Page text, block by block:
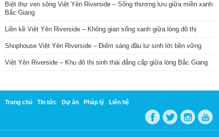
Biệt thự ven sông Việt Yên Riverside – Sống thượng lưu giữa miền xanh
Bắc Giang
Liền kề Việt Yên Riverside – Không gian sống xanh giữa lòng đô thị
Shophouse Việt Yên Riverside – Điểm sáng đầu tư sinh lời bền vững
Việt Yên Riverside – Khu đô thị sinh thái đẳng cấp giữa lòng Bắc Giang
Trang chủ Tin tức Dự án Pháp lý Liên hệ